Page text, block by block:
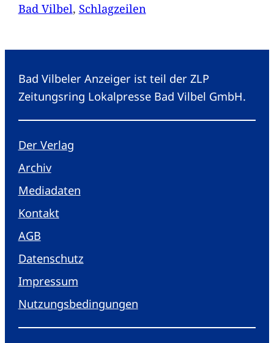
Bad Vilbel, Schlagzeilen
Bad Vilbeler Anzeiger ist teil der ZLP
Zeitungsring Lokalpresse Bad Vilbel GmbH.
Der Verlag
Archiv
Mediadaten
Kontakt
AGB
Datenschutz
Impressum
Nutzungsbedingungen